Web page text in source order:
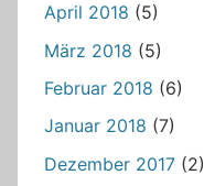
April 2018 (5)
März 2018 (5)
Februar 2018 (6)
Januar 2018 (7)
Dezember 2017 (2)